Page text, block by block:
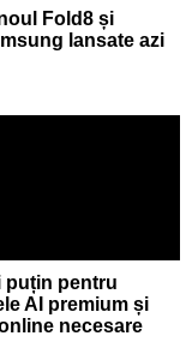
Fold8 și
lansate azi
puțin pentru
AI premium și
necesare